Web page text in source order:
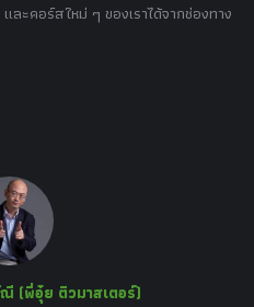
ะคอร์สใหม่ ๆ ของเราได้จากช่องทาง
(พี่อุ๋ย ติวมาสเตอร์)